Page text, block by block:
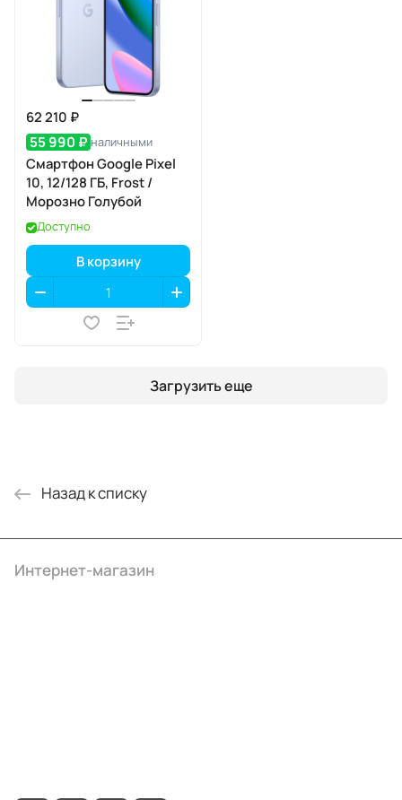
62 210 ₽
55 990 ₽ наличными
Смартфон Google Pixel
10, 12/128 ГБ, Frost /
Морозно Голубой
Доступно
В корзину
Загрузить еще
Назад к списку
Интернет-магазин